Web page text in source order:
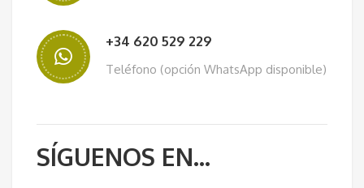
+34 620 529 229
Teléfono (opción WhatsApp disponible)
SÍGUENOS EN...